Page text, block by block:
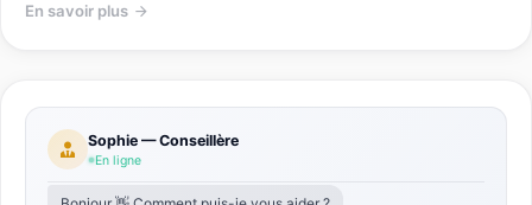
En savoir plus
Sophie — Conseillère
En ligne